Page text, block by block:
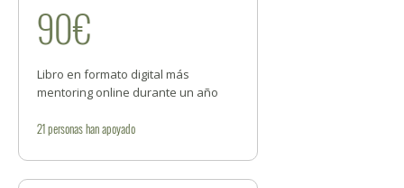
90€
Libro en formato digital más
mentoring online durante un año
21personashan apoyado